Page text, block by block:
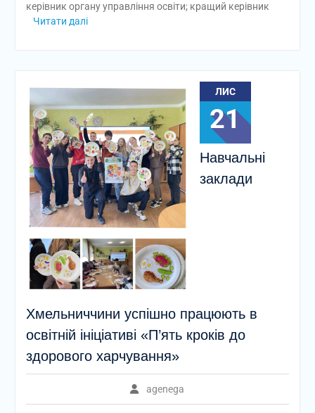
керівник органу управління освіти; кращий керівник
Читати далі
ЛИС
21
Навчальні
заклади
Хмельниччини успішно працюють в
освітній ініціативі «П’ять кроків до
здорового харчування»
agenega